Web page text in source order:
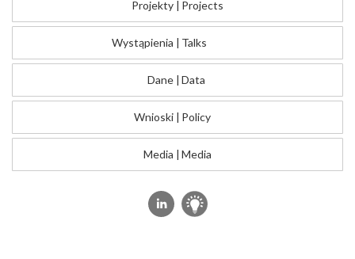
Projekty | Projects
Wystąpienia | Talks
Dane | Data
Wnioski | Policy
Media | Media